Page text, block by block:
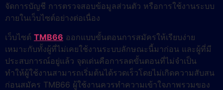
จัดการบัญชี การตรวจสอบข้อมูลส่วนตัว หรือการใช้งานระบบ
ภายในเว็บไซต์อย่างต่อเนื่อง
เว็บไซต์ TMB66 ออกแบบขั้นตอนการสมัครให้เรียบง่าย
เหมาะกับทั้งผู้ที่ไม่เคยใช้งานระบบลักษณะนี้มาก่อน และผู้ที่มี
ประสบการณ์อยู่แล้ว จุดเด่นคือการลดขั้นตอนที่ไม่จำเป็น
ทำให้ผู้ใช้งานสามารถเริ่มต้นได้รวดเร็วโดยไม่เกิดความสับสน
ก่อนสมัคร TMB66 ผู้ใช้งานควรทำความเข้าใจภาพรวมของ